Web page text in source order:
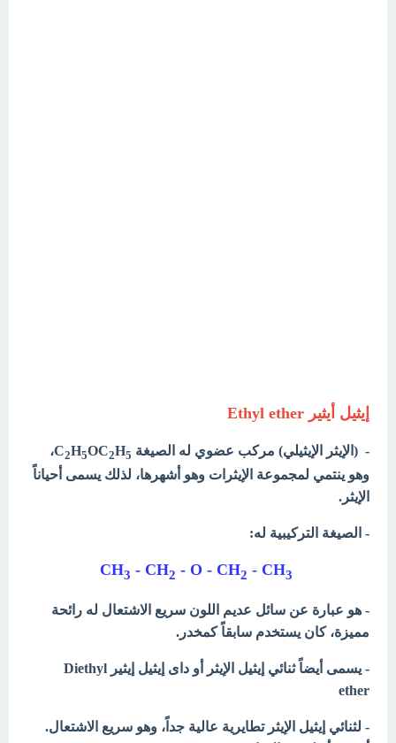
إيثيل أيثير Ethyl ether
- (الإيثر الإيثيلي) مركب عضوي له الصيغة C 2H5OC2H5
،
وهو ينتمي لمجموعة الإيثرات وهو أشهرها، لذلك يسمى أحياناً
الإيثر.
- الصيغة التركيبية له:
3 - CH2 - O - CH2 - CH3
- هو عبارة عن سائل عديم اللون سريع الاشتعال له رائحة
مميزة، كان يستخدم سابقاً كمخدر.
- يسمى أيضاً ثنائي إيثيل الإيثر أو
داى إيثيل إيثير Diethyl
ether
- لثنائي إيثيل الإيثر تطايرية عالية جداً، وهو سريع الاشتعال.